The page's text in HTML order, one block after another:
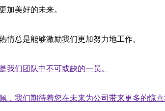
加美好的未来。
情总是能够激励我们更加努力地工作。
我们团队中不可或缺的一员。
我们期待着您在未来为公司带来更多的惊喜